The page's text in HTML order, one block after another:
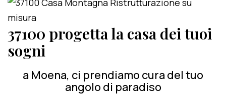
37100 progetta la casa dei tuoi
sogni
a Moena, ci prendiamo cura del tuo
angolo di paradiso